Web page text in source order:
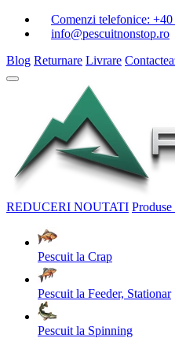
Comenzi telefonice: +40
info@pescuitnonstop.ro
Blog Returnare Livrare
REDUCERI NOUTATI
Pescuit la Crap
Pescuit la Feeder, Stationar
Pescuit la Spinning